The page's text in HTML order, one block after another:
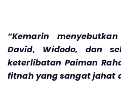
“Kemarin
David, Widodo, dan
keterlibatan Paiman
fitnah yang sangat jahat